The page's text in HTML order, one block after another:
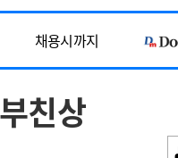
정책/통계 공시
채용시까지
~2026-08-15
~2026-08-31
친상